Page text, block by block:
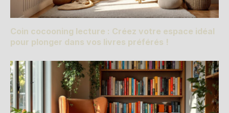
Coin cocooning lecture : Créez votre espace idéal
pour plonger dans vos livres préférés !